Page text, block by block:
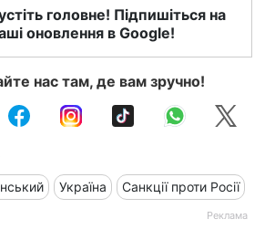
головне! Підпишіться на
оновлення в Google!
нас там, де вам зручно!
Україна Санкції проти Росії